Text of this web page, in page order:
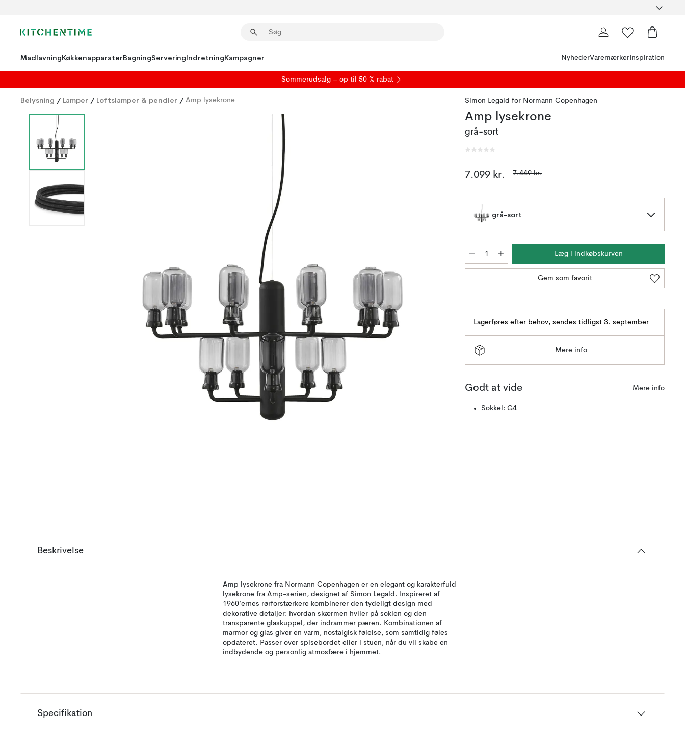
MadlavningKøkkenapparaterBagningServeringIndretningKampagner NyhederVaremærker Inspiration
Sommerudsalg – op til 50 % rabat
Belysning / Lamper / Loftslamper & pendler / Amp lysekrone Simon Legald for Normann Copenhagen
Amp lysekrone
grå-sort
7.099 kr. 7.449 kr.
grå-sort
Læg i indkøbskurven
Gem som favorit
Lagerføres efter behov, sendes tidligst 3. september
Mere info
Godt at vide Mere info
Sokkel: G4
Beskrivelse
Amp lysekrone fra Normann Copenhagen er en elegant og karakterfuld
lysekrone fra Amp-serien, designet af Simon Legald. Inspireret af
1960’ernes rørforstærkere kombinerer den tydeligt design med
dekorative detaljer: hvordan skærmen hviler på soklen og den
transparente glaskuppel, der indrammer pæren. Kombinationen af
marmor og glas giver en varm, nostalgisk følelse, som samtidig føles
opdateret. Passer over spisebordet eller i stuen, når du vil skabe en
indbydende og personlig atmosfære i hjemmet.
Specifikation